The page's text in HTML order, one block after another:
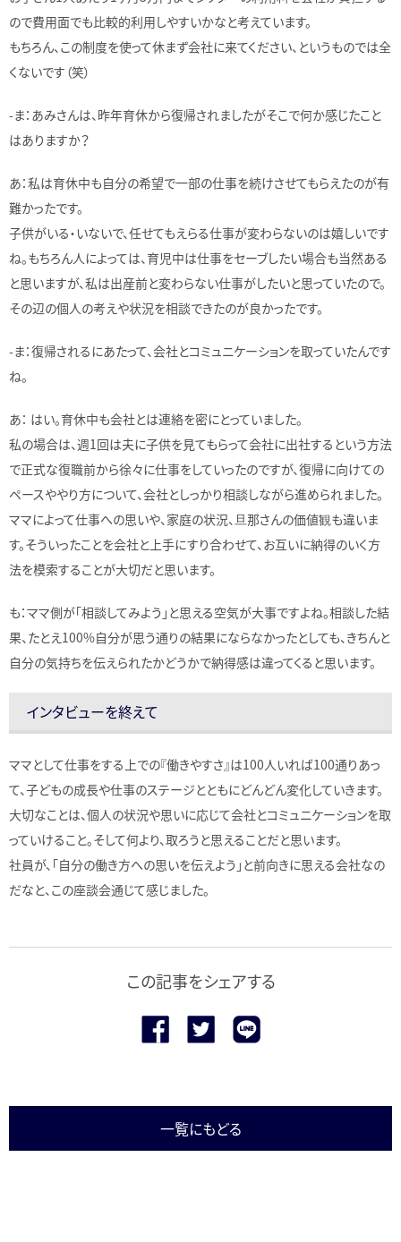
ので費用面でも比較的利用しやすいかなと考えています。
もちろん、この制度を使って休まず会社に来てください、というものでは全
くないです（笑）
-ま：あみさんは、昨年育休から復帰されましたがそこで何か感じたこと
はありますか？
あ：私は育休中も自分の希望で一部の仕事を続けさせてもらえたのが有
難かったです。
子供がいる・いないで、任せてもえらる仕事が変わらないのは嬉しいです
ね。もちろん人によっては、育児中は仕事をセーブしたい場合も当然ある
と思いますが、私は出産前と変わらない仕事がしたいと思っていたので。
その辺の個人の考えや状況を相談できたのが良かったです。
-ま：復帰されるにあたって、会社とコミュニケーションを取っていたんです
ね。
あ： はい。育休中も会社とは連絡を密にとっていました。
私の場合は、週1回は夫に子供を見てもらって会社に出社するという方法
で正式な復職前から徐々に仕事をしていったのですが、復帰に向けての
ペースややり方について、会社としっかり相談しながら進められました。
ママによって仕事への思いや、家庭の状況、旦那さんの価値観も違いま
す。そういったことを会社と上手にすり合わせて、お互いに納得のいく方
法を模索することが大切だと思います。
も：ママ側が「相談してみよう」と思える空気が大事ですよね。相談した結
果、たとえ100%自分が思う通りの結果にならなかったとしても、きちんと
自分の気持ちを伝えられたかどうかで納得感は違ってくると思います。
インタビューを終えて
ママとして仕事をする上での『働きやすさ』は100人いれば100通りあっ
て、子どもの成長や仕事のステージとともにどんどん変化していきます。
大切なことは、個人の状況や思いに応じて会社とコミュニケーションを取
っていけること。そして何より、取ろうと思えることだと思います。
社員が、「自分の働き方への思いを伝えよう」と前向きに思える会社なの
だなと、この座談会通じて感じました。
この記事をシェアする
一覧にもどる